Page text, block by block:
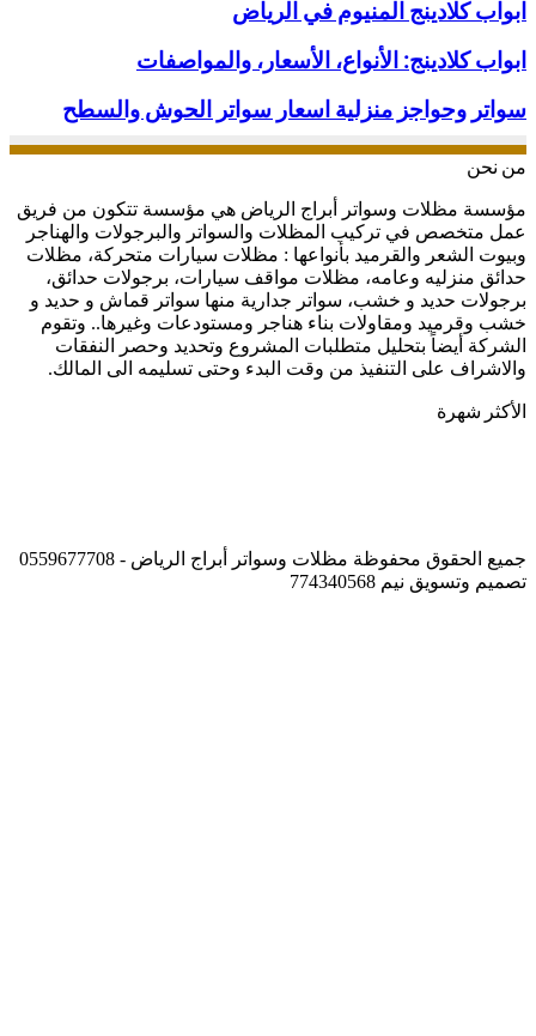
ابواب
كلادينج
المنيوم
في
الرياض
ابواب كلادينج المنيوم في الرياض
ابواب
كلادينج:
الأنواع،
الأسعار،
والمواصفات
ابواب كلادينج: الأنواع، الأسعار، والمواصفات
سواتر
وحواجز
منزلية
اسعار
الحوش
والسطح
سواتر وحواجز منزلية اسعار سواتر الحوش والسطح
من نحن
مؤسسة مظلات وسواتر أبراج الرياض هي مؤسسة تتكون من فريق
عمل متخصص في تركيب المظلات والسواتر والبرجولات والهناجر
وبيوت الشعر والقرميد بأنواعها : مظلات سيارات متحركة، مظلات
حدائق منزليه وعامه، مظلات مواقف سيارات، برجولات حدائق،
برجولات حديد و خشب، سواتر جدارية منها سواتر قماش و حديد و
خشب وقرميد ومقاولات بناء هناجر ومستودعات وغيرها.. وتقوم
الشركة أيضاً بتحليل متطلبات المشروع وتحديد وحصر النفقات
والاشراف على التنفيذ من وقت البدء وحتى تسليمه الى المالك.
الأكثر شهرة
جميع الحقوق محفوظة مظلات وسواتر أبراج الرياض - 0559677708
تصميم وتسويق نيم 774340568